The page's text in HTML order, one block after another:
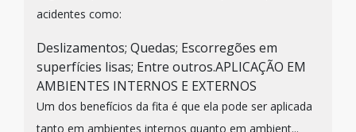
acidentes como:
Deslizamentos; Quedas; Escorregões em
superfícies lisas; Entre outros.APLICAÇÃO EM
AMBIENTES INTERNOS E EXTERNOS
Um dos benefícios da fita é que ela pode ser aplicada
tanto em ambientes internos quanto em ambient...